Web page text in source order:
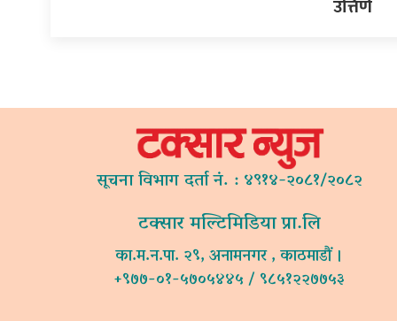
उत्तिर्ण
सूचना विभाग दर्ता नं. : ४९१४-२०८१/२०८२
टक्सार मल्टिमिडिया प्रा.लि
का.म.न.पा. २९, अनामनगर , काठमाडौं ।
+९७७-०१-५७०५४४५ / ९८५१२२७७५३